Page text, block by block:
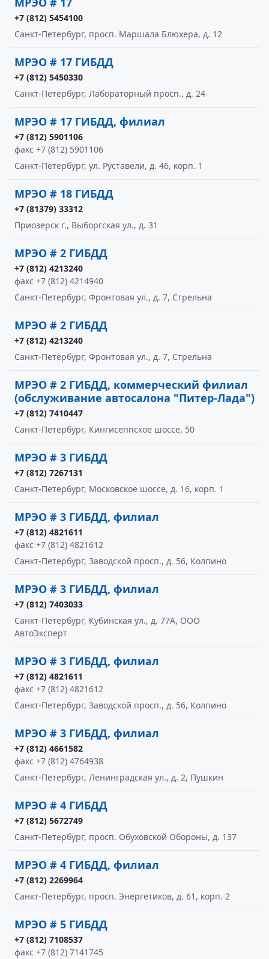
+7 (812) 5454100
Санкт-Петербург, просп. Маршала Блюхера, д. 12
МРЭО # 17 ГИБДД
+7 (812) 5450330
Санкт-Петербург, Лабораторный просп., д. 24
МРЭО # 17 ГИБДД, филиал
+7 (812) 5901106
факс +7 (812) 5901106
Санкт-Петербург, ул. Руставели, д. 46, корп. 1
МРЭО # 18 ГИБДД
+7 (81379) 33312
Приозерск г., Выборгская ул., д. 31
МРЭО # 2 ГИБДД
+7 (812) 4213240
факс +7 (812) 4214940
Санкт-Петербург, Фронтовая ул., д. 7, Стрельна
МРЭО # 2 ГИБДД
+7 (812) 4213240
Санкт-Петербург, Фронтовая ул., д. 7, Стрельна
МРЭО # 2 ГИБДД, коммерческий филиал
(обслуживание автосалона "Питер-Лада")
+7 (812) 7410447
Санкт-Петербург, Кингисеппское шоссе, 50
МРЭО # 3 ГИБДД
+7 (812) 7267131
Санкт-Петербург, Московское шоссе, д. 16, корп. 1
МРЭО # 3 ГИБДД, филиал
+7 (812) 4821611
факс +7 (812) 4821612
Санкт-Петербург, Заводской просп., д. 56, Колпино
МРЭО # 3 ГИБДД, филиал
+7 (812) 7403033
Санкт-Петербург, Кубинская ул., д. 77А, ООО
АвтоЭксперт
МРЭО # 3 ГИБДД, филиал
+7 (812) 4821611
факс +7 (812) 4821612
Санкт-Петербург, Заводской просп., д. 56, Колпино
МРЭО # 3 ГИБДД, филиал
+7 (812) 4661582
факс +7 (812) 4764938
Санкт-Петербург, Ленинградская ул., д. 2, Пушкин
МРЭО # 4 ГИБДД
+7 (812) 5672749
Санкт-Петербург, просп. Обуховской Обороны, д. 137
МРЭО # 4 ГИБДД, филиал
+7 (812) 2269964
Санкт-Петербург, просп. Энергетиков, д. 61, корп. 2
МРЭО # 5 ГИБДД
+7 (812) 7108537
факс +7 (812) 7141745